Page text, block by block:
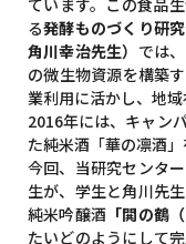
ています。この食品
る発酵ものづくり研
角川幸治先生） では
の微生物資源を構築
業利用に活かし、地域
2016年には、キャン
た純米酒「華の凛酒」
今回、当研究センタ
生が、学生と角川先
純米吟醸酒 「閧の鶴
たいどのようにして